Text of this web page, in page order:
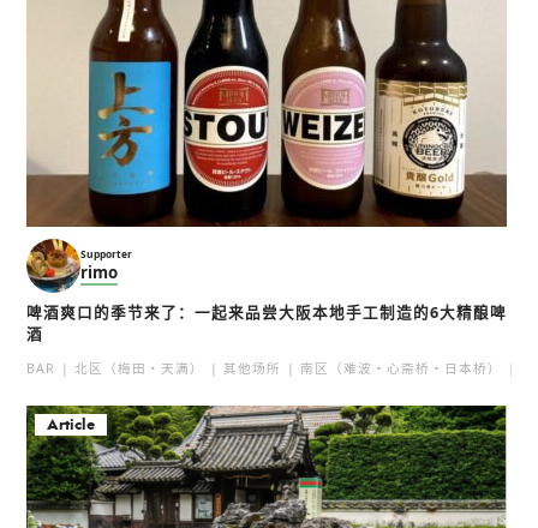
Supporter
rimo
啤酒爽口的季节来了：一起来品尝大阪本地手工制造的6大精酿啤
酒
BAR 北区（梅田・天满） 其他场所 南区（难波・心斋桥・日本桥）
Article